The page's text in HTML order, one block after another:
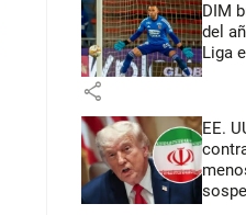
DIM
del
Liga
share
EE.